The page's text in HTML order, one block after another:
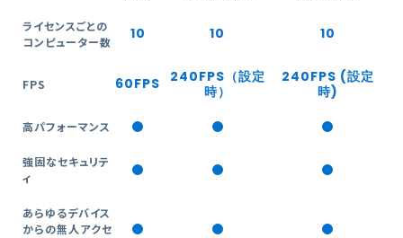
ライセンスごとの
コンピューター数
10 10 10
FPS 60FPS 240FPS （設定
時）
240FPS (設定
時)
高パフォーマンス
強固なセキュリテ
ィ
あらゆるデバイス
からの無人アクセ